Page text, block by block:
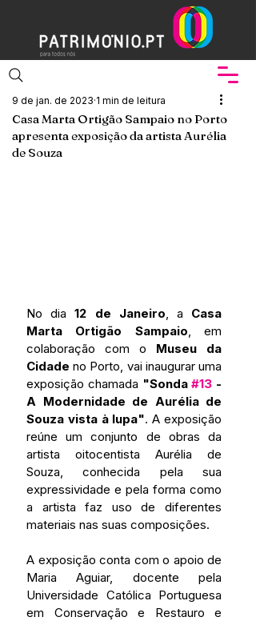
Casa Marta Ortigão Sampaio no Porto
apresenta exposição da artista Aurélia
de Souza
9 de jan. de 2023 1 min de leitura
No dia 12 de Janeiro , a Casa
Marta Ortigão Sampaio , em
colaboração com o Museu da
Cidade no Porto, vai inaugurar uma
exposição chamada "Sonda #13 -
A Modernidade de Aurélia de
Souza vista à lupa". A exposição
reúne um conjunto de obras da
artista oitocentista Aurélia de
Souza, conhecida pela sua
expressividade e pela forma como
a artista faz uso de diferentes
materiais nas suas composições.
A exposição conta com o apoio de
Maria Aguiar, docente pela
Universidade Católica Portuguesa
em Conservação e Restauro e